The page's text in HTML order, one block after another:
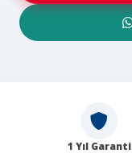
1 Yıl Garanti